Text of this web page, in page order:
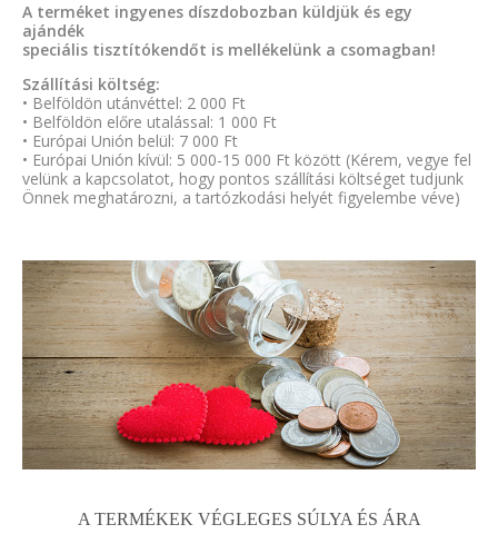
A terméket ingyenes díszdobozban küldjük és egy
ajándék
speciális tisztítókendőt is mellékelünk a csomagban!
Szállítási költség:
• Belföldön utánvéttel: 2 000 Ft
• Belföldön előre utalással: 1 000 Ft
• Európai Unión belül: 7 000 Ft
• Európai Unión kívül: 5 000-15 000 Ft között (Kérem, vegye fel
velünk a kapcsolatot, hogy pontos szállítási költséget tudjunk
Önnek meghatározni, a tartózkodási helyét figyelembe véve)
A TERMÉKEK VÉGLEGES SÚLYA ÉS ÁRA